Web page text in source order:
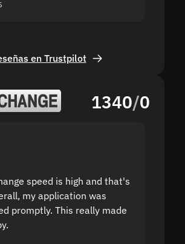
en Trustpilot
1340/0
speed is high and that's
my application was
promptly. This really made